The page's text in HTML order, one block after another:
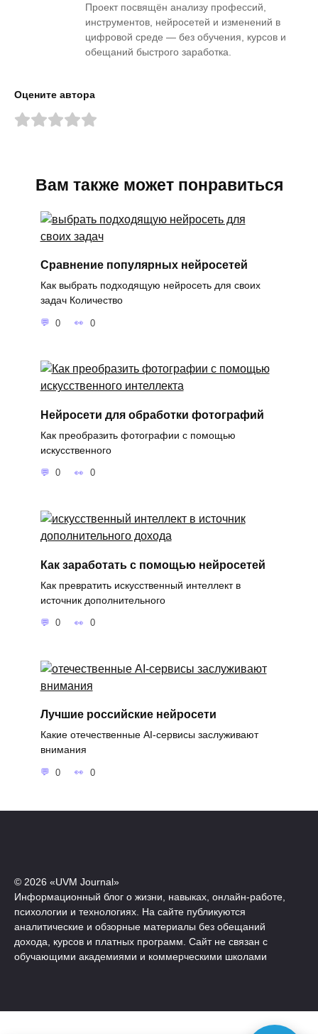
Проект посвящён анализу профессий,
инструментов, нейросетей и изменений в
цифровой среде — без обучения, курсов и
обещаний быстрого заработка.
Оцените автора
Вам также может понравиться
Сравнение популярных нейросетей
Как выбрать подходящую нейросеть для своих
задач Количество
0 0
Нейросети для обработки фотографий
Как преобразить фотографии с помощью
искусственного
0 0
Как заработать с помощью нейросетей
Как превратить искусственный интеллект в
источник дополнительного
0 0
Лучшие российские нейросети
Какие отечественные AI-сервисы заслуживают
внимания
0 0
© 2026 «UVM Journal»
Информационный блог о жизни, навыках, онлайн-работе,
психологии и технологиях. На сайте публикуются
аналитические и обзорные материалы без обещаний
дохода, курсов и платных программ. Сайт не связан с
обучающими академиями и коммерческими школами